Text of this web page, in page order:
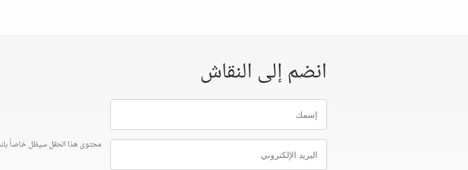
انضم إلى النقاش
إسمك
البريد
الإلكتروني
محتوى هذا الحقل سيظل خاصاً بك